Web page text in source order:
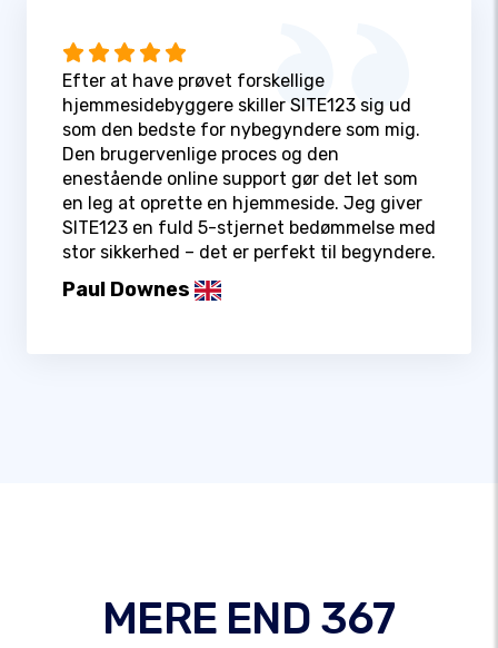
Efter at have prøvet forskellige
hjemmesidebyggere skiller SITE123 sig ud
som den bedste for nybegyndere som mig.
Den brugervenlige proces og den
enestående online support gør det let som
en leg at oprette en hjemmeside. Jeg giver
SITE123 en fuld 5-stjernet bedømmelse med
stor sikkerhed – det er perfekt til begyndere.
Paul Downes
MERE END 367